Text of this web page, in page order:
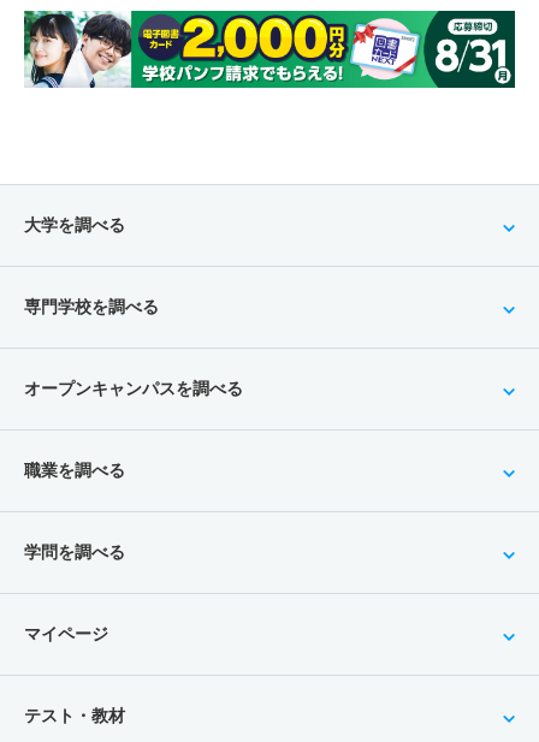
大学を調べる
専門学校を調べる
オープンキャンパスを調べる
職業を調べる
学問を調べる
マイページ
テスト・教材